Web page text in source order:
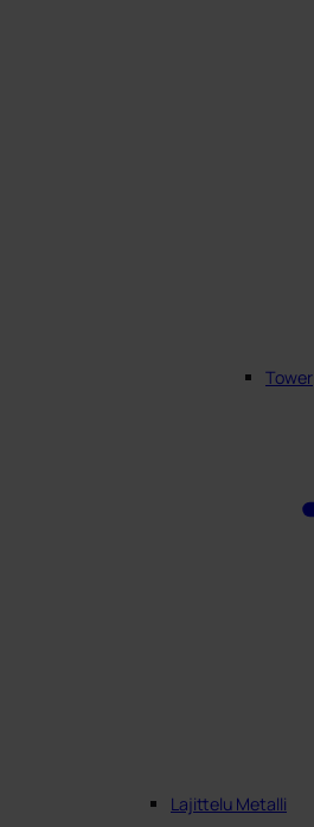
Tower
Lajittelu Metalli